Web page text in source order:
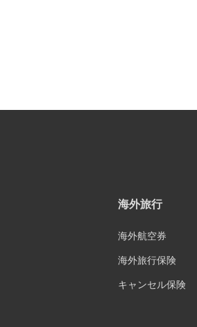
海外旅行
海外航空券
海外旅行保険
キャンセル保険